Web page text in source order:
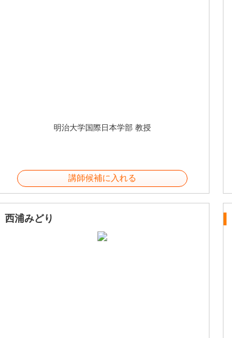
明治大学国際日本学部 教授
講師候補に入れる
西浦みどり